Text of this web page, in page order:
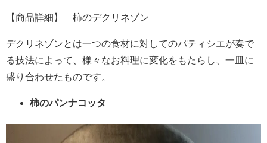
【商品詳細】 柿のデクリネゾン
デクリネゾンとは一つの食材に対してのパティシエが奏で
る技法によって、様々なお料理に変化をもたらし、一皿に
盛り合わせたものです。
柿のパンナコッタ